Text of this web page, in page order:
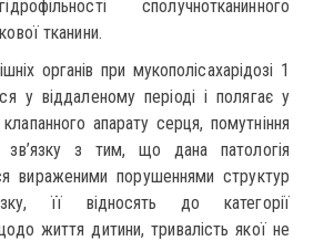
сполучнотканинного
тканини.
органів при мукополісахарідозі 1
у віддаленому періоді і полягає у
апарату серця, помутніння
зв’язку з тим, що дана патологія
вираженими порушеннями структур
її відносять до категорії
життя дитини, тривалість якої не